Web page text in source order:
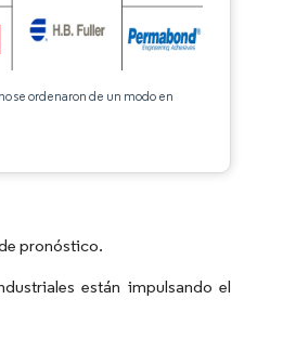
se ordenaron de un modo en
pronóstico.
están impulsando el